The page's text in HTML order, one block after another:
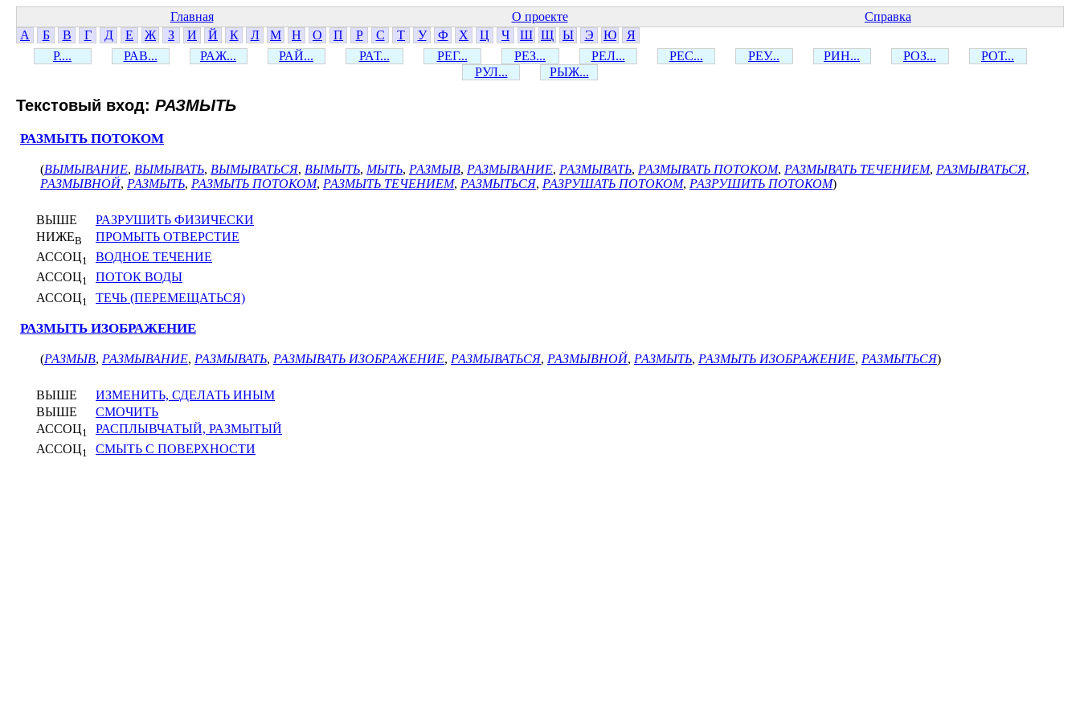
Главная О проекте
Справка
А
Б В Г Д Е Ж З И Й К Л М Н О П Р С Т У Ф Х Ц Ч Ш Щ Ы Э Ю
Я
Р....
РАВ... РАЖ... РАЙ... РАТ... РЕГ... РЕЗ... РЕЛ... РЕС... РЕУ... РИН... РОЗ...
РОТ...
РУЛ...
РЫЖ...
Текстовый вход: РАЗМЫТЬ
РАЗМЫТЬ ПОТОКОМ
(ВЫМЫВАНИЕ, ВЫМЫВАТЬ, ВЫМЫВАТЬСЯ, ВЫМЫТЬ, МЫТЬ, РАЗМЫВ, РАЗМЫВАНИЕ, РАЗМЫВАТЬ, РАЗМЫВАТЬ ПОТОКОМ, РАЗМЫВАТЬ ТЕЧЕНИЕМ, РАЗМЫВАТЬСЯ,
РАЗМЫВНОЙ, РАЗМЫТЬ, РАЗМЫТЬ ПОТОКОМ, РАЗМЫТЬ ТЕЧЕНИЕМ, РАЗМЫТЬСЯ, РАЗРУШАТЬ ПОТОКОМ, РАЗРУШИТЬ ПОТОКОМ)
ВЫШЕ
РАЗРУШИТЬ ФИЗИЧЕСКИ
НИЖЕВ
ПРОМЫТЬ ОТВЕРСТИЕ
АССОЦ1
ВОДНОЕ ТЕЧЕНИЕ
АССОЦ1
ПОТОК ВОДЫ
АССОЦ1 ТЕЧЬ (ПЕРЕМЕЩАТЬСЯ)
РАЗМЫТЬ ИЗОБРАЖЕНИЕ
(РАЗМЫВ, РАЗМЫВАНИЕ, РАЗМЫВАТЬ, РАЗМЫВАТЬ ИЗОБРАЖЕНИЕ, РАЗМЫВАТЬСЯ, РАЗМЫВНОЙ, РАЗМЫТЬ, РАЗМЫТЬ ИЗОБРАЖЕНИЕ, РАЗМЫТЬСЯ)
ВЫШЕ
ИЗМЕНИТЬ, СДЕЛАТЬ ИНЫМ
ВЫШЕ
СМОЧИТЬ
АССОЦ1
РАСПЛЫВЧАТЫЙ, РАЗМЫТЫЙ
АССОЦ1 СМЫТЬ С ПОВЕРХНОСТИ